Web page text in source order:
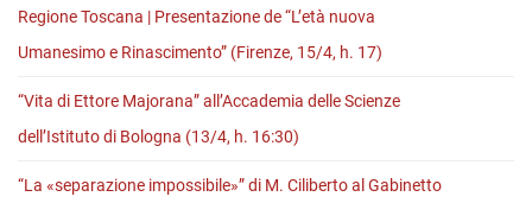
mese”
Regione Toscana | Presentazione de “L’età nuova
Umanesimo e Rinascimento” (Firenze, 15/4, h. 17)
“Vita di Ettore Majorana” all’Accademia delle Scienze
dell’Istituto di Bologna (13/4, h. 16:30)
“La «separazione impossibile»” di M. Ciliberto al Gabinetto